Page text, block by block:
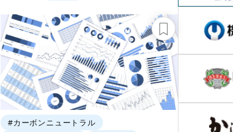
#カーボンニュートラル